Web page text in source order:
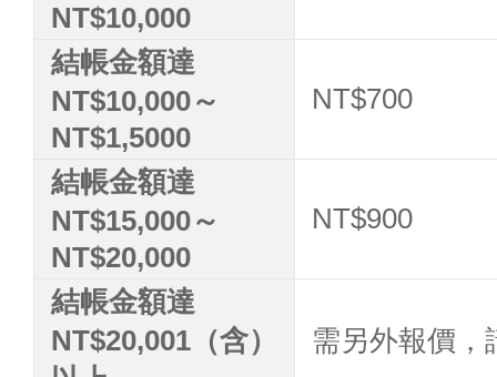
NT$10,000
結帳金額達
NT$10,000～
NT$1,5000
NT$700
結帳金額達
NT$15,000～
NT$20,000
NT$900
結帳金額達
NT$20,001（含）
需另外報價，